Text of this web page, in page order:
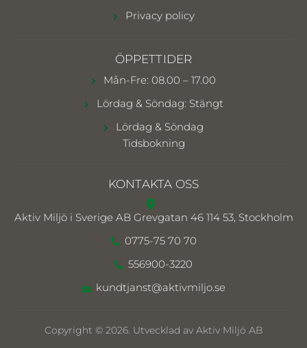
Privacy policy
ÖPPETTIDER
Mån-Fre: 08.00 – 17.00
Lördag & Söndag: Stängt
Lördag & Söndag
Tidsbokning
KONTAKTA OSS
Aktiv Miljö i Sverige AB Grevgatan 46 114 53, Stockholm
0775-75 70 70
556900-3220
kundtjanst@aktivmiljo.se
Copyright © 2026. Utvecklad av Aktiv Miljö AB